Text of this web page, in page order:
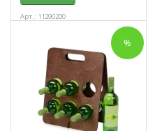
Арт.: 11290200
%